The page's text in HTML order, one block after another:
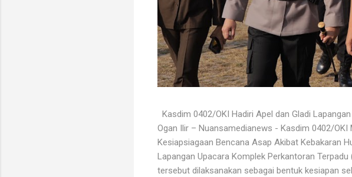
Kasdim 0402/OKI Hadiri Apel dan Gladi
Ogan Ilir – Nuansamedianews - Kasdim 0402/
Kesiapsiagaan Bencana Asap Akibat Kebakaran
Lapangan Upacara Komplek Perkantoran
tersebut dilaksanakan sebagai bentuk kesiapan